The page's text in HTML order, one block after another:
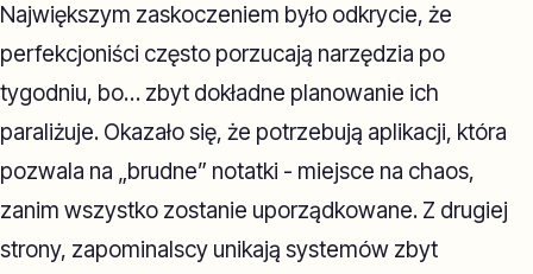
Największym zaskoczeniem było odkrycie, że
perfekcjoniści często porzucają narzędzia po
tygodniu, bo… zbyt dokładne planowanie ich
paraliżuje. Okazało się, że potrzebują aplikacji, która
pozwala na „brudne” notatki - miejsce na chaos,
zanim wszystko zostanie uporządkowane. Z drugiej
strony, zapominalscy unikają systemów zbyt